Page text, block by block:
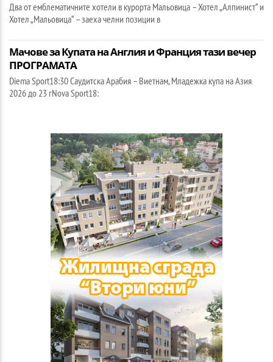
Два от емблематичните хотели в курорта Мальовица – Хотел „Алпинист“ и
Хотел „Мальовица“ – заеха челни позиции в
Мачове за Купата на Англия и Франция тази вечер
ПРОГРАМАТА
Diema Sport18:30 Саудитска Арабия – Виетнам, Младежка купа на Азия
2026 до 23 гNova Sport18: